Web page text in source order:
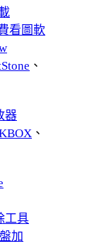
看圖軟
、
器
、
工具
加